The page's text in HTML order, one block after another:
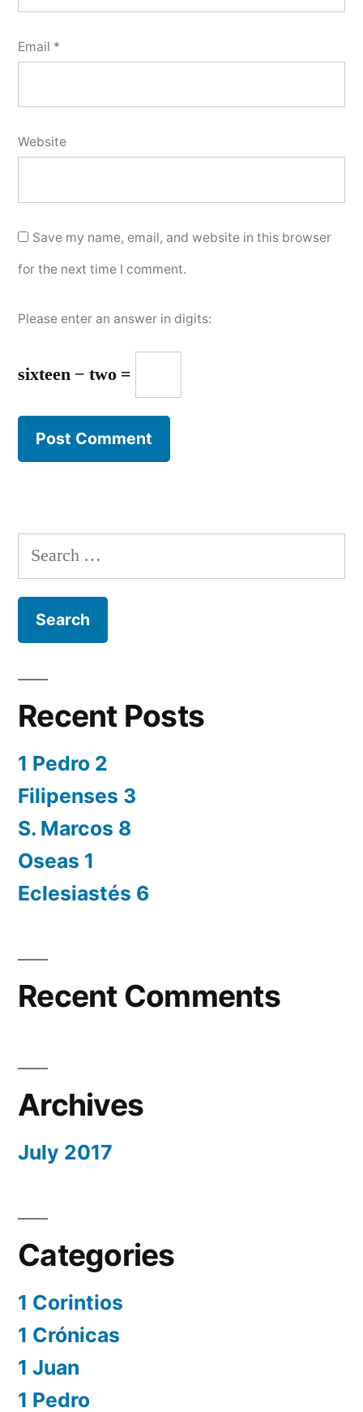
Email *
Website
Save my name, email, and website in this browser
for the next time I comment.
Please enter an answer in digits:
sixteen − two =
Search
for:
Recent Posts
1 Pedro 2
Filipenses 3
S. Marcos 8
Oseas 1
Eclesiastés 6
Recent Comments
Archives
July 2017
Categories
1 Corintios
1 Crónicas
1 Juan
1 Pedro